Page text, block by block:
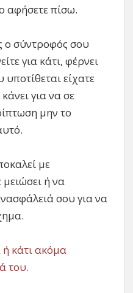
αφήσετε πίσω.
ο σύντροφός σου
για κάτι, φέρνει
είχατε
για να σε
μην το
με
μειώσει ή να
σου για να
ή κάτι ακόμα
του.